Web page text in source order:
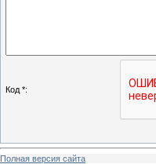
Код *:
Полная версия сайта